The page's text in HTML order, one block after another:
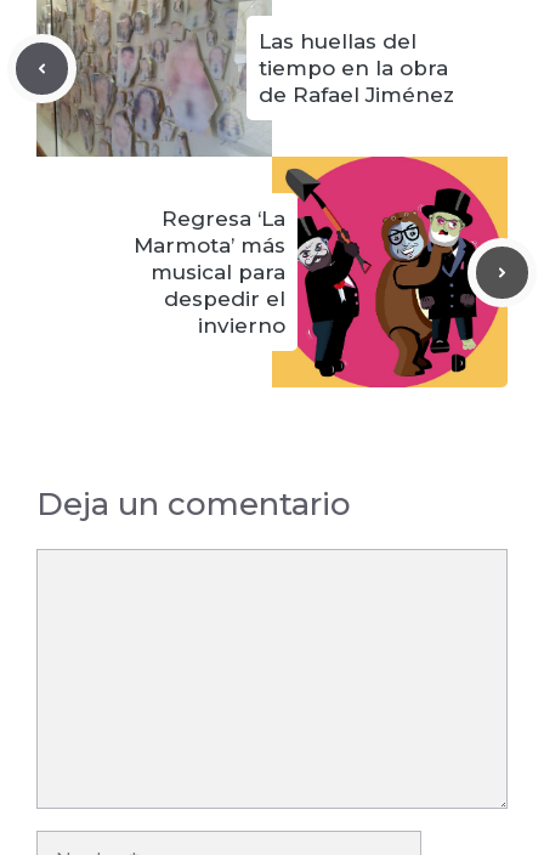
Las huellas del
tiempo en la obra
de Rafael Jiménez
Regresa ‘La
Marmota’ más
musical para
despedir el
invierno
Deja un comentario